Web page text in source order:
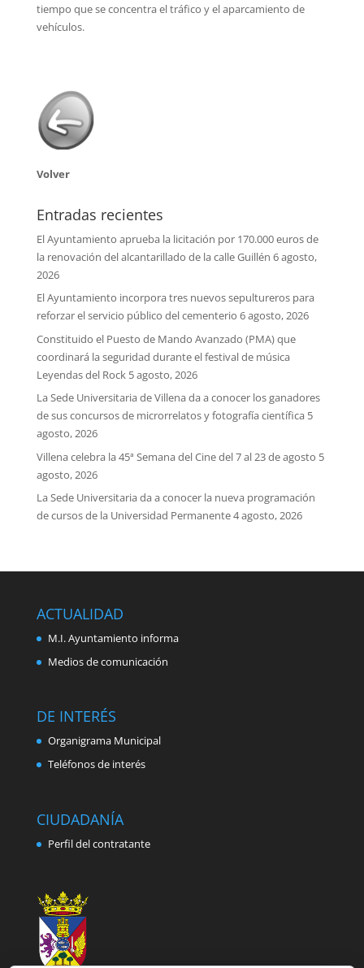
tiempo que se concentra el tráfico y el aparcamiento de
vehículos.
Volver
Entradas recientes
El Ayuntamiento aprueba la licitación por 170.000 euros de
la renovación del alcantarillado de la calle Guillén 6 agosto,
2026
El Ayuntamiento incorpora tres nuevos sepultureros para
reforzar el servicio público del cementerio 6 agosto, 2026
Constituido el Puesto de Mando Avanzado (PMA) que
coordinará la seguridad durante el festival de música
Leyendas del Rock 5 agosto, 2026
La Sede Universitaria de Villena da a conocer los ganadores
de sus concursos de microrrelatos y fotografía científica 5
agosto, 2026
Villena celebra la 45ª Semana del Cine del 7 al 23 de agosto 5
agosto, 2026
La Sede Universitaria da a conocer la nueva programación
de cursos de la Universidad Permanente4 agosto, 2026
ACTUALIDAD
M.I. Ayuntamiento informa
Medios de comunicación
DE INTERÉS
Organigrama Municipal
Teléfonos de interés
CIUDADANÍA
Perfil del contratante